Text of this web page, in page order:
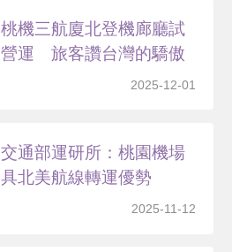
桃機三航廈北登機廊廳試
營運 旅客讚台灣的驕傲
2025-12-01
交通部運研所：桃園機場
具北美航線轉運優勢
2025-11-12